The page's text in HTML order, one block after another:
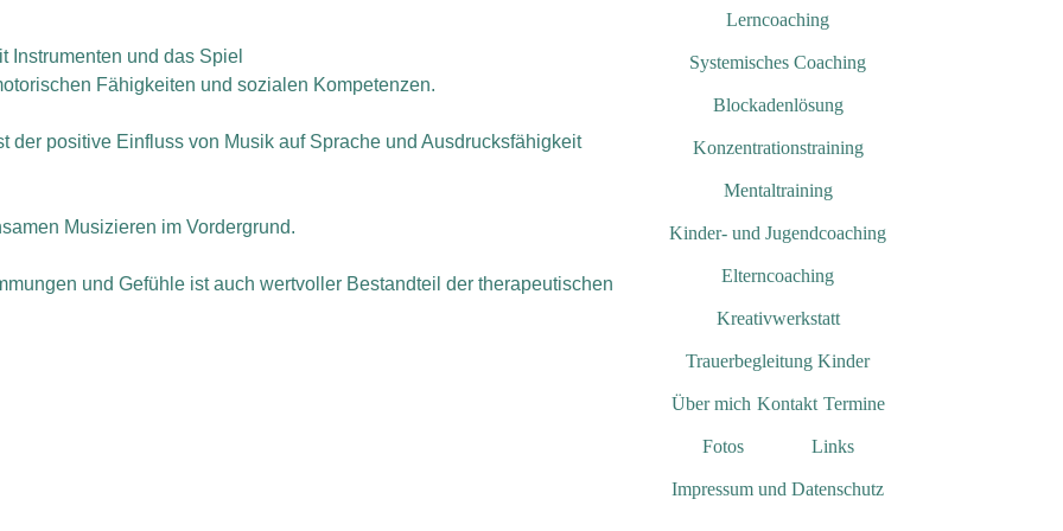
Instrumenten und das Spiel
Fähigkeiten und sozialen Kompetenzen.
der positive Einfluss von Musik auf Sprache und Ausdrucksfähigkeit
Musizieren im Vordergrund.
und Gefühle ist auch wertvoller Bestandteil der therapeutischen
Lerncoaching
Systemisches Coaching
Blockadenlösung
Konzentrationstraining
Mentaltraining
Kinder- und Jugendcoaching
Elterncoaching
Kreativwerkstatt
Trauerbegleitung Kinder
Über mich Kontakt Termine
Fotos Links
Impressum und Datenschutz